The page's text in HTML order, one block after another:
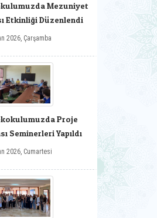
Mezuniyet
Etkinliği Düzenlendi
2026, Çarşamba
Proje
Seminerleri Yapıldı
2026, Cumartesi